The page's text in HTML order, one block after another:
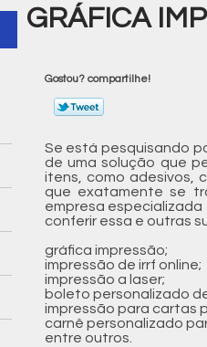
GRÁFICA
Gostou? compartilhe!
Se está pesquisando
de uma solução que
itens, como adesivos,
que exatamente se
empresa
conferir essa e outras
gráfica impressão;
impressão de irrf online;
impressão a laser;
boleto personalizado
impressão para cartas
carnê personalizado
entre outros.